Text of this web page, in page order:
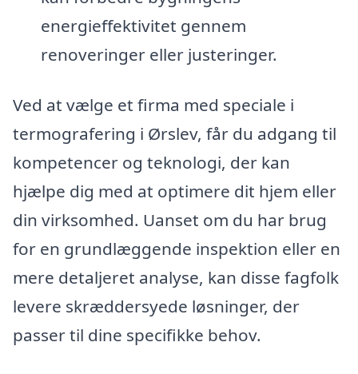
energieffektivitet gennem
renoveringer eller justeringer.
Ved at vælge et firma med speciale i
termografering i Ørslev, får du adgang til
kompetencer og teknologi, der kan
hjælpe dig med at optimere dit hjem eller
din virksomhed. Uanset om du har brug
for en grundlæggende inspektion eller en
mere detaljeret analyse, kan disse fagfolk
levere skræddersyede løsninger, der
passer til dine specifikke behov.